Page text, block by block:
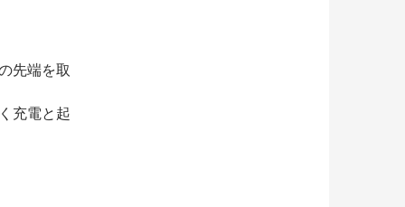
先端を取
充電と起